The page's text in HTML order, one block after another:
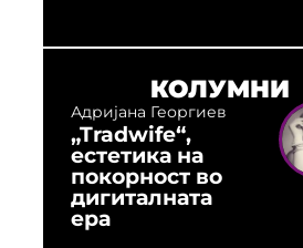
КОЛУМНИ
Адријана Георгиев
„Tradwife“,
естетика на
покорност во
дигиталната
ера